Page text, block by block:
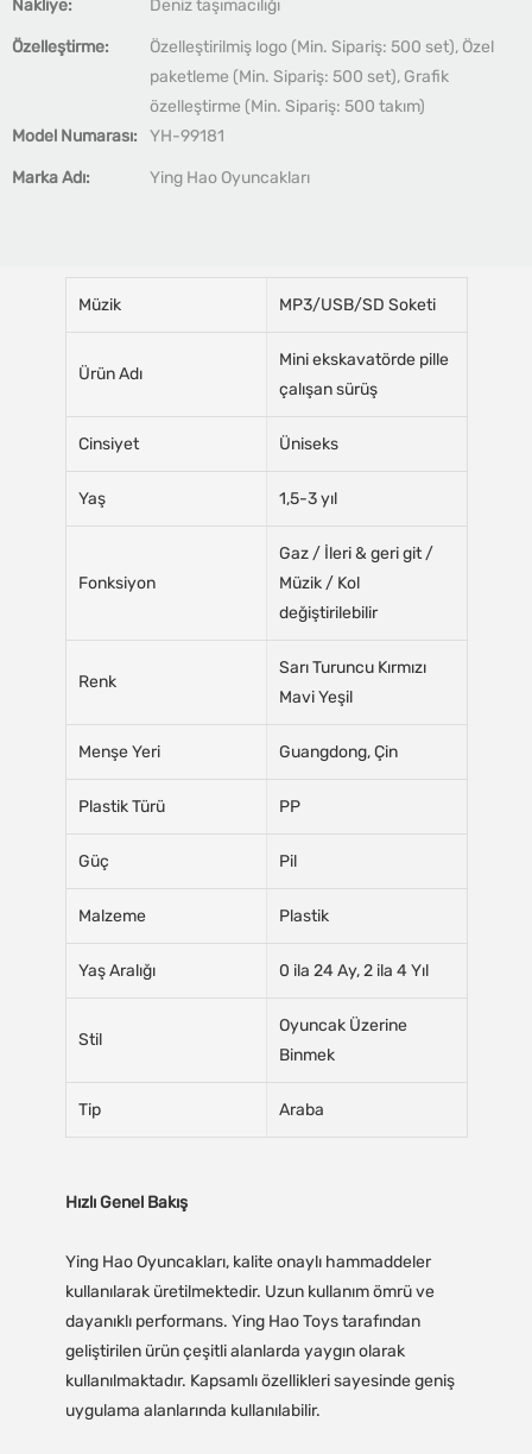
Nakliye:
Deniz taşımacılığı
Özelleştirme:
Özelleştirilmiş logo (Min. Sipariş: 500 set), Özel
paketleme (Min. Sipariş: 500 set), Grafik
özelleştirme (Min. Sipariş: 500 takım)
Model Numarası:
YH-99181
Marka Adı: Ying Hao Oyuncakları
Müzik MP3/USB/SD Soketi
Ürün Adı
Mini ekskavatörde pille
çalışan sürüş
Cinsiyet Üniseks
Yaş 1,5-3 yıl
Fonksiyon
Gaz / İleri & geri git /
Müzik / Kol
değiştirilebilir
Renk
Sarı Turuncu Kırmızı
Mavi Yeşil
Menşe Yeri Guangdong, Çin
Plastik Türü PP
Güç Pil
Malzeme Plastik
Yaş Aralığı 0 ila 24 Ay, 2 ila 4 Yıl
Stil
Oyuncak Üzerine
Binmek
Tip Araba
Hızlı Genel Bakış
Ying Hao Oyuncakları, kalite onaylı hammaddeler
kullanılarak üretilmektedir. Uzun kullanım ömrü ve
dayanıklı performans. Ying Hao Toys tarafından
geliştirilen ürün çeşitli alanlarda yaygın olarak
kullanılmaktadır. Kapsamlı özellikleri sayesinde geniş
uygulama alanlarında kullanılabilir.